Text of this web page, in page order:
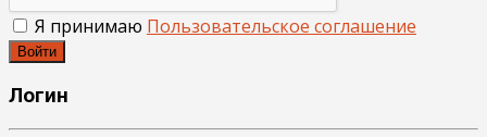
Я принимаю Пользовательское соглашение
Войти
Логин